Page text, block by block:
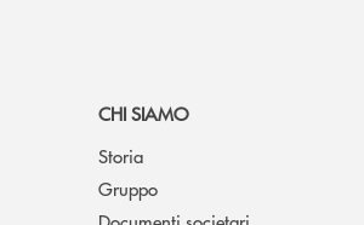
CHI SIAMO
Storia
Gruppo